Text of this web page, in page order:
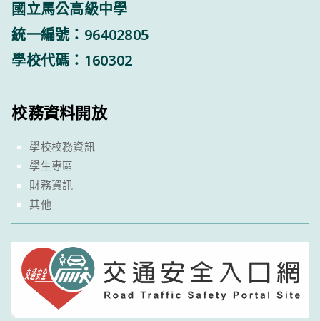
國立馬公高級中學
統一編號：96402805
學校代碼：160302
校務資料開放
學校校務資訊
學生專區
財務資訊
其他